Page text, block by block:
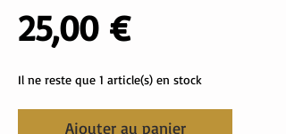
25,00 €Prix
Il ne reste que 1 article(s) en stock
Ajouter au panier